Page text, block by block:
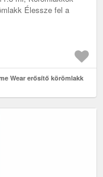
Élessze fel a
Wear erősítő körömlakk